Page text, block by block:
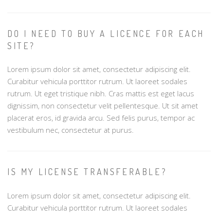
DO I NEED TO BUY A LICENCE FOR EACH
SITE?
Lorem ipsum dolor sit amet, consectetur adipiscing elit.
Curabitur vehicula porttitor rutrum. Ut laoreet sodales
rutrum. Ut eget tristique nibh. Cras mattis est eget lacus
dignissim, non consectetur velit pellentesque. Ut sit amet
placerat eros, id gravida arcu. Sed felis purus, tempor ac
vestibulum nec, consectetur at purus.
IS MY LICENSE TRANSFERABLE?
Lorem ipsum dolor sit amet, consectetur adipiscing elit.
Curabitur vehicula porttitor rutrum. Ut laoreet sodales